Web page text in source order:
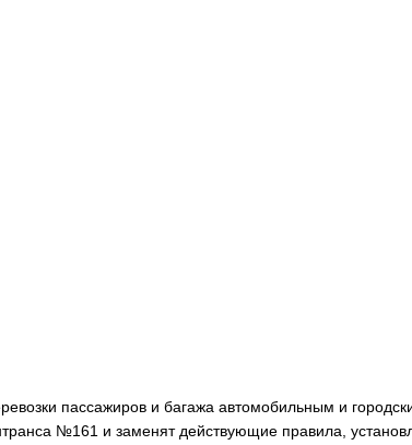
пассажиров и багажа автомобильным и
№161 и заменят действующие правила,